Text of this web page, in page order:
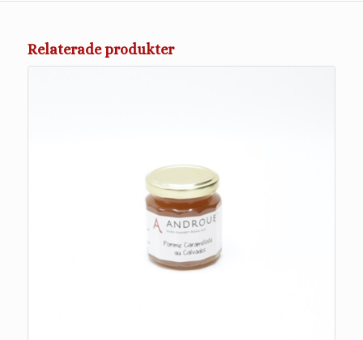
Relaterade produkter